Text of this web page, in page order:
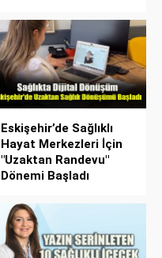
Eskişehir’de Sağlıklı
Hayat Merkezleri İçin
"Uzaktan Randevu"
Dönemi Başladı